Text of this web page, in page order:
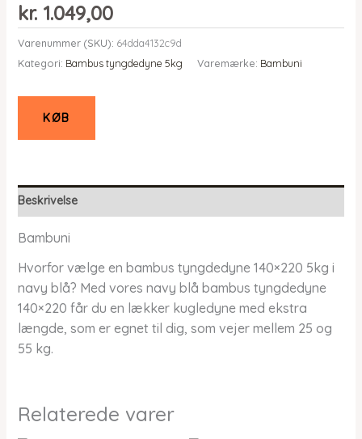
kr.1.049,00
Varenummer (SKU): 64dda4132c9d
Kategori: Bambus tyngdedyne 5kg Varemærke: Bambuni
KØB
Beskrivelse
Bambuni
Hvorfor vælge en bambus tyngdedyne 140×220 5kg i
navy blå? Med vores navy blå bambus tyngdedyne
140×220 får du en lækker kugledyne med ekstra
længde, som er egnet til dig, som vejer mellem 25 og
55 kg.
Relaterede varer